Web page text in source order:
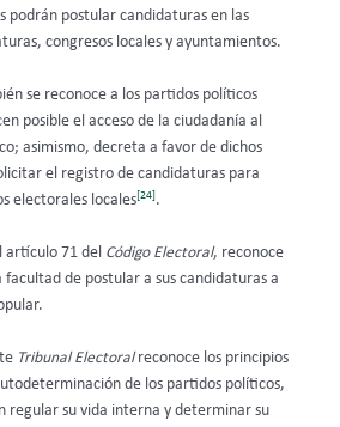
podrán postular candidaturas en las
congresos locales y ayuntamientos.
se reconoce a los partidos políticos
posible el acceso de la ciudadanía al
asimismo, decreta a favor de dichos
el registro de candidaturas para
electorales locales[24].
artículo 71 del Código Electoral, reconoce
de postular a sus candidaturas a
Tribunal Electoralreconoce los principios
de los partidos políticos,
regular su vida interna y determinar su